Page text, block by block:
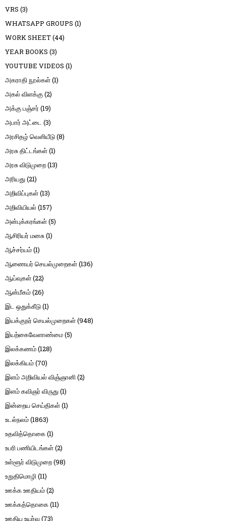
VRS (3)
WHATSAPP GROUPS (1)
WORK SHEET(44)
YEAR BOOKS (3)
YOUTUBE VIDEOS (1)
அகராதி நூல்கள்(1)
அகல் விளக்கு(2)
அக்கு பஞ்சர் (19)
அபார் அட்டை (3)
அரசிதழ் வெளியீடு(8)
அரசு திட்டங்கள்(1)
அரசு விடுமுறை(13)
அரியது(21)
அறிவிப்புகள்(13)
அறிவியியல் (157)
அன்புக்கரங்கள்(5)
ஆசிரியர் மனசு(1)
ஆச்சர்யம்(1)
ஆணையர் செயல்முறைகள்(136)
ஆய்வுகள்(22)
ஆன்மீகம்(26)
இட ஒதுக்கீடு(1)
இயக்குநர் செயல்முறைகள்(948)
இயற்கைவேளாண்மை(5)
இலக்கணம்(128)
இலக்கியம்(70)
இளம் அறிவியல் விஞ்ஞானி (2)
இளம் கவிஞர் விருது(1)
இன்றைய செய்திகள்(1)
உடல்நலம்(1863)
உதவித்தொகை(1)
உபரி பணியிடங்கள்(2)
உள்ளூர் விடுமுறை(98)
உறுதிமொழி (11)
ஊக்க ஊதியம்(2)
ஊக்கத்தொகை(11)
ஊதிய உயர்வு (73)